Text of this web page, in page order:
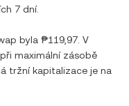
7 dní.
byla ₱119,97 . V
při maximální zásobě
tržní kapitalizace je na